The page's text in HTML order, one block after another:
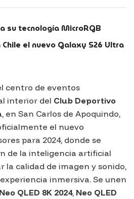
su tecnología MicroRGB
el nuevo Galaxy S26 Ultra
centro de eventos
interior del Club Deportivo
, en San Carlos de Apoquindo,
el nuevo
para 2024, donde se
de la inteligencia artificial
la calidad de imagen y sonido,
inmersiva. Se unen
Neo QLED 8K 2024, Neo QLED